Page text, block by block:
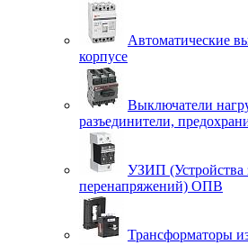
Автоматические
корпусе
Выключатели
разъединители,
УЗИП (Устройства
перенапряжений) ОПВ
Трансформаторы